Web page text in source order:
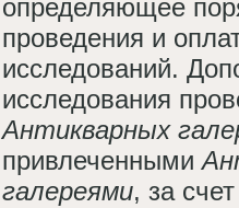
определяющее
проведения и
исследований.
исследования
Антикварных
привлеченными
галереями, за